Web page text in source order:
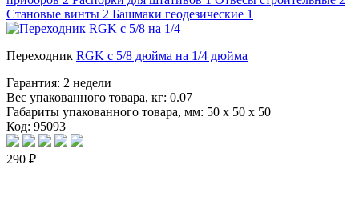
Становые винты 2 Башмаки геодезические 1
Переходник RGK с 5/8 дюйма на 1/4 дюйма
Гарантия: 2 недели
Вес упакованного товара, кг: 0.07
Габариты упакованного товара, мм: 50 x 50 x 50
Код: 95093
290 ₽